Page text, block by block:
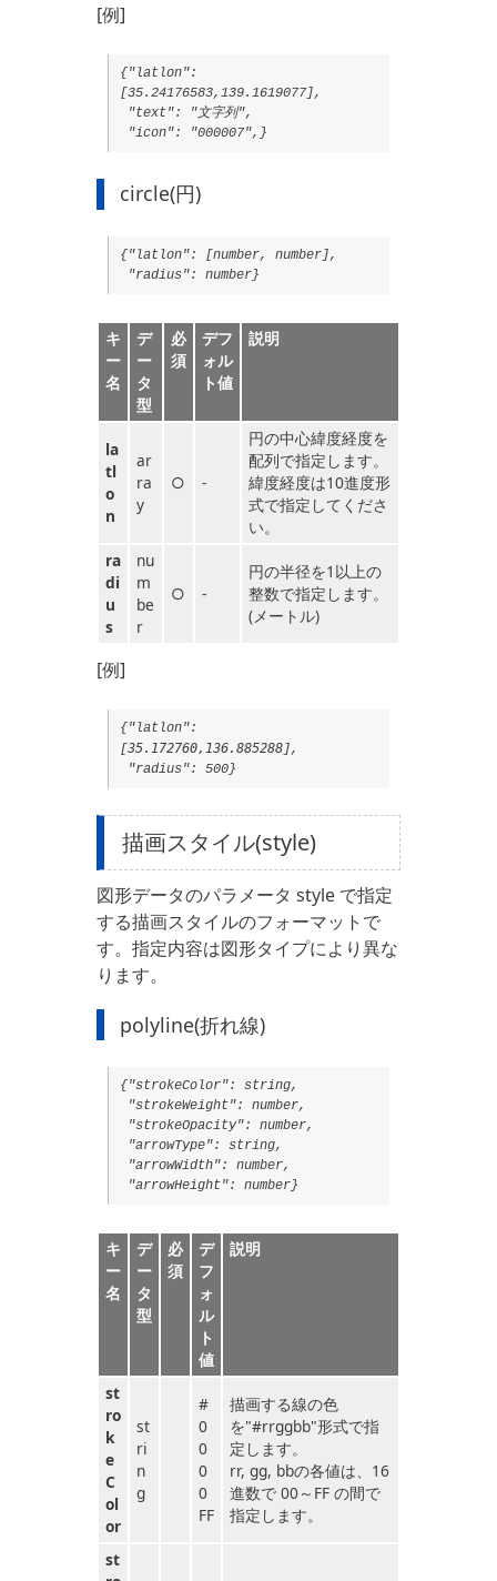
[例]
{"latlon":
[35.24176583,139.1619077],
"text": "文字列",
"icon": "000007",}
circle(円)
{"latlon": [number, number],
"radius": number}
キ
ー
名
デ
ー
タ
型
必
須
デフ
ォル
ト値
説明
la
tl
o
n
ar
ra
y
○ -
円の中心緯度経度を
配列で指定します。
緯度経度は10進度形
式で指定してくださ
い。
ra
di
u
s
nu
m
be
r
○ -
円の半径を1以上の
整数で指定します。
(メートル)
[例]
{"latlon":
[35.172760,136.885288],
"radius": 500}
描画スタイル(style)
図形データのパラメータ style で指定
する描画スタイルのフォーマットで
す。指定内容は図形タイプにより異な
ります。
polyline(折れ線)
{"strokeColor": string,
"strokeWeight": number,
"strokeOpacity": number,
"arrowType": string,
"arrowWidth": number,
"arrowHeight": number}
キ
ー
名
デ
ー
タ
型
必
須
デ
フ
ォ
ル
ト
値
説明
st
ro
k
e
C
ol
or
st
ri
n
g
#
0
0
0
0
FF
描画する線の色
を"#rrggbb"形式で指
定します。
rr, gg, bbの各値は、16
進数で 00～FF の間で
指定します。
st